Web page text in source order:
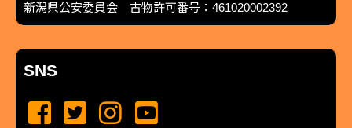
新潟県公安委員会 古物許可番号：461020002392
SNS